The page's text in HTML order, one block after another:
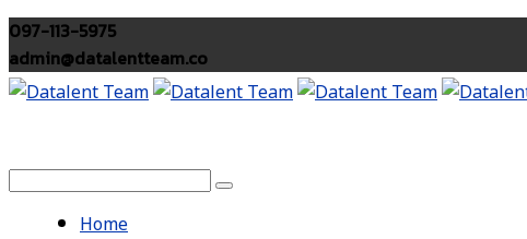
097-113-5975
admin@datalentteam.co
Home